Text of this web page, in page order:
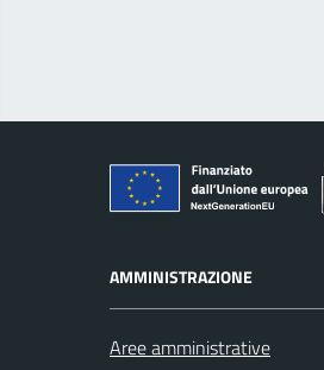
AMMINISTRAZIONE
Aree amministrative